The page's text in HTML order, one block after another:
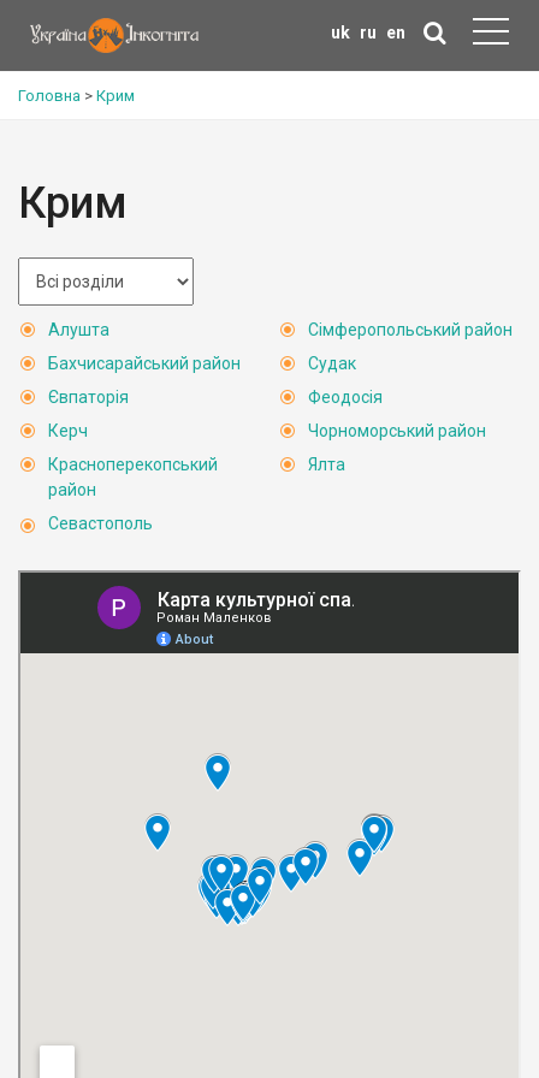
uk ru en
Головна > Крим
Крим
Алушта
Бахчисарайський район
Євпаторія
Керч
Красноперекопський
район
Севастополь
Сімферопольський район
Судак
Феодосія
Чорноморський район
Ялта